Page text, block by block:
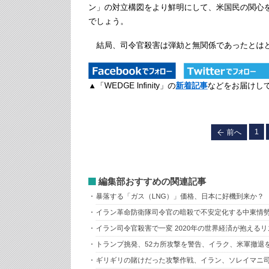
ン」の対立構図をより鮮明にして、米国民の関
でしょう。
結局、司令官殺害は弾劾と無関係であったとは
▲「WEDGE Infinity」の新着記事などをお届けし
前へ 1
編集部おすすめの関連記事
暴落する「ガス（LNG）」価格、日本に好機到来か？
イラン革命防衛隊司令官の暗殺で不安定化する中東情
イラン司令官殺害で一変 2020年の世界経済が抱えるリ
トランプ挑発、52カ所攻撃を警告、イラク、米軍撤退
ギリギリの賭けだった攻撃作戦、イラン、ソレイマニ